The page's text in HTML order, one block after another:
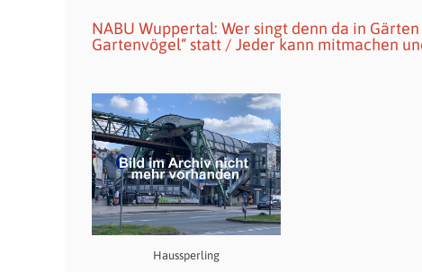
NABU Wuppertal: Wer singt denn da in
Gartenvögel“ statt / Jeder kann mitmachen
Haussperling